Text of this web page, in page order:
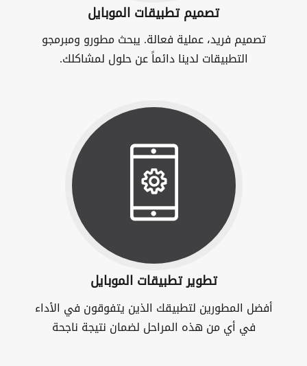
تصميم تطبيقات الموبايل
تصميم فريد، عملية فعالة. يبحث مطورو ومبرمجو
التطبيقات لدينا دائماً عن حلول لمشاكلك.
تطوير تطبيقات الموبايل
أفضل المطورين لتطبيقك الذين يتفوقون في الأداء
في أي من هذه المراحل لضمان نتيجة ناجحة